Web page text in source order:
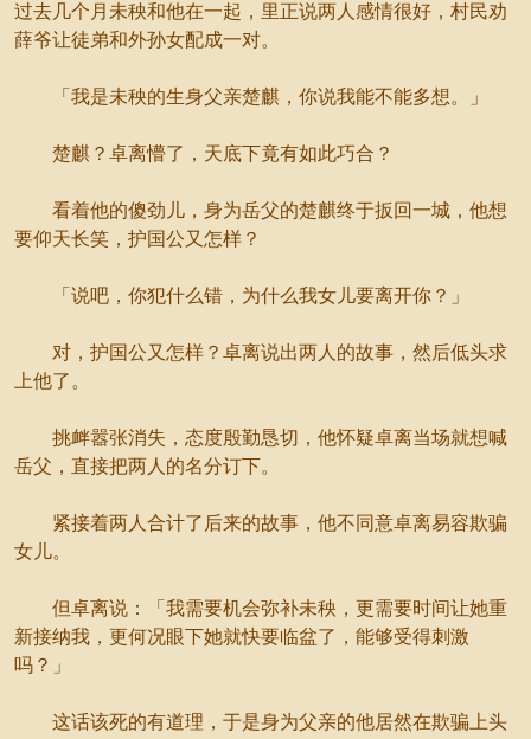
过去几个月未秧和他在一起，里正说两人感情很好，村民劝
薛爷让徒弟和外孙女配成一对。
「我是未秧的生身父亲楚麒，你说我能不能多想。」
楚麒？卓离懵了，天底下竟有如此巧合？
看着他的傻劲儿，身为岳父的楚麒终于扳回一城，他想
要仰天长笑，护国公又怎样？
「说吧，你犯什么错，为什么我女儿要离开你？」
对，护国公又怎样？卓离说出两人的故事，然后低头求
上他了。
挑衅嚣张消失，态度殷勤恳切，他怀疑卓离当场就想喊
岳父，直接把两人的名分订下。
紧接着两人合计了后来的故事，他不同意卓离易容欺骗
女儿。
但卓离说：「我需要机会弥补未秧，更需要时间让她重
新接纳我，更何况眼下她就快要临盆了，能够受得刺激
吗？」
这话该死的有道理，于是身为父亲的他居然在欺骗上头